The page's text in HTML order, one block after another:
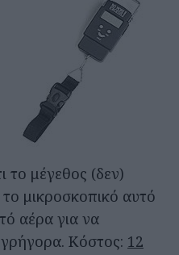
το μέγεθος (δεν)
μικροσκοπικό αυτό
αέρα για να
Κόστος: 12